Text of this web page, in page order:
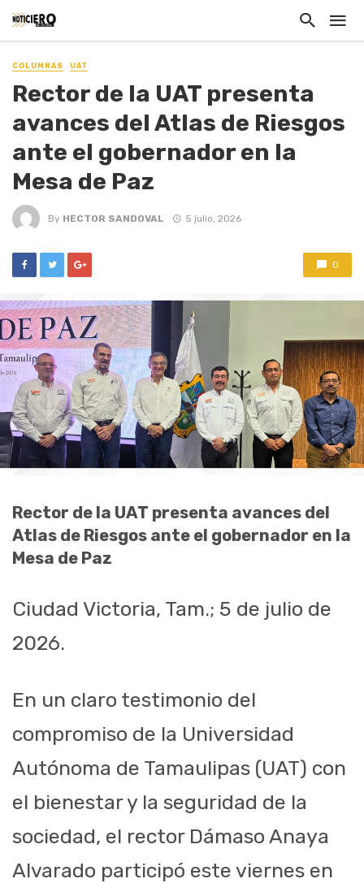
COLUMNAS UAT
Rector de la UAT presenta
avances del Atlas de Riesgos
ante el gobernador en la
Mesa de Paz
By HECTOR SANDOVAL 5 julio, 2026
0
Rector de la UAT presenta avances del
Atlas de Riesgos ante el gobernador en la
Mesa de Paz
Ciudad Victoria, Tam.; 5 de julio de
2026.
En un claro testimonio del
compromiso de la Universidad
Autónoma de Tamaulipas (UAT) con
el bienestar y la seguridad de la
sociedad, el rector Dámaso Anaya
Alvarado participó este viernes en